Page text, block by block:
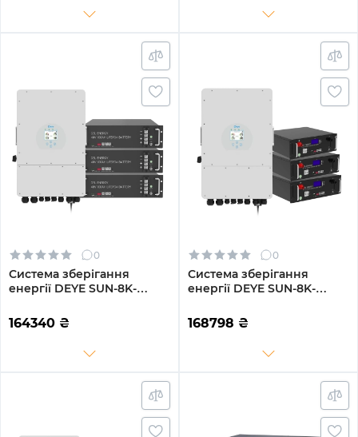
0
Система зберігання
енергії DEYE SUN-8K-
8kW 14.4kWh 3BAT
LiFePO4 6500 циклів
164340 ₴
0
Система зберігання
енергії DEYE SUN-8K-
8kW 15.36kWh 3BAT
LiFePO4 6500 циклів
168798 ₴